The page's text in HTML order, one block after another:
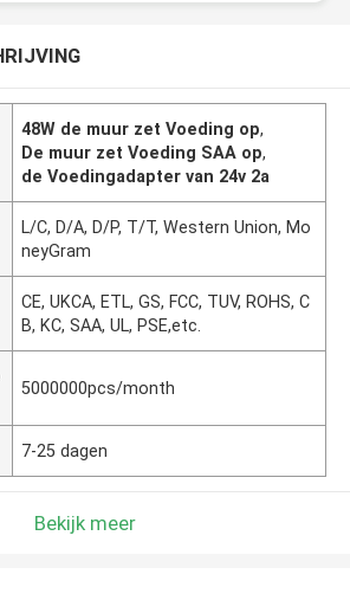
48W de muur zet Voeding op,
De muur zet Voeding SAA op,
de Voedingadapter van 24v 2a
L/C, D/A, D/P, T/T, Western Union, Mo
neyGram
CE, UKCA, ETL, GS, FCC, TUV, ROHS, C
B, KC, SAA, UL, PSE,etc.
5000000pcs/month
7-25 dagen
Bekijk meer